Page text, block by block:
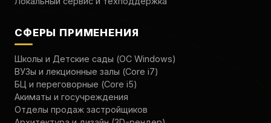
СФЕРЫ ПРИМЕНЕНИЯ
Школы и Детские сады (ОС Windows)
ВУЗы и лекционные залы (Core i7)
БЦ и переговорные (Core i5)
Акиматы и госучреждения
Отделы продаж застройщиков